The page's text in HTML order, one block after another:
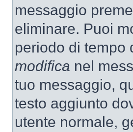
messaggio
eliminare. Puoi
periodo di tempo
modifica nel
tuo messaggio,
testo aggiunto
utente normale,